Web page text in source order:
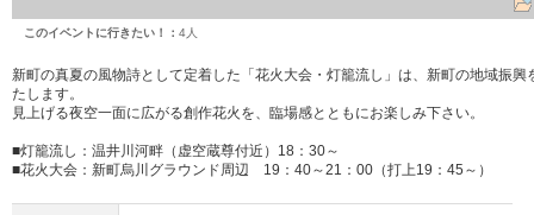
このイベントに行きたい！： 4人
新町の真夏の風物詩として定着した「花火大会・灯籠流し」は、新町の地域振
たします。
見上げる夜空一面に広がる創作花火を、臨場感とともにお楽しみ下さい。
■灯籠流し：温井川河畔（虚空蔵尊付近）18：30～
■花火大会：新町烏川グラウンド周辺 19：40～21：00（打上19：45～）